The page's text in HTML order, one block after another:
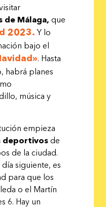
de Málaga, que
2023.Y lo
bajo el
. Hasta
habrá planes
música y
empieza
deportivos de
de la ciudad.
siguiente, es
para que los
o el Martín
6. Hay un